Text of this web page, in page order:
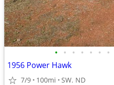
• • • • • • •
1956 Power Hawk
7/9 100mi SW. ND